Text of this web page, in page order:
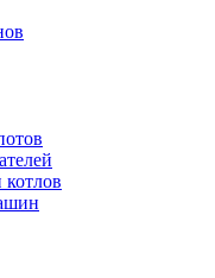
котлов